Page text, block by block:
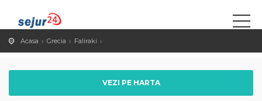
Acasa Grecia Faliraki
VEZI PE HARTA